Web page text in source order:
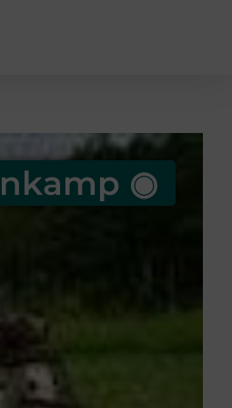
◉